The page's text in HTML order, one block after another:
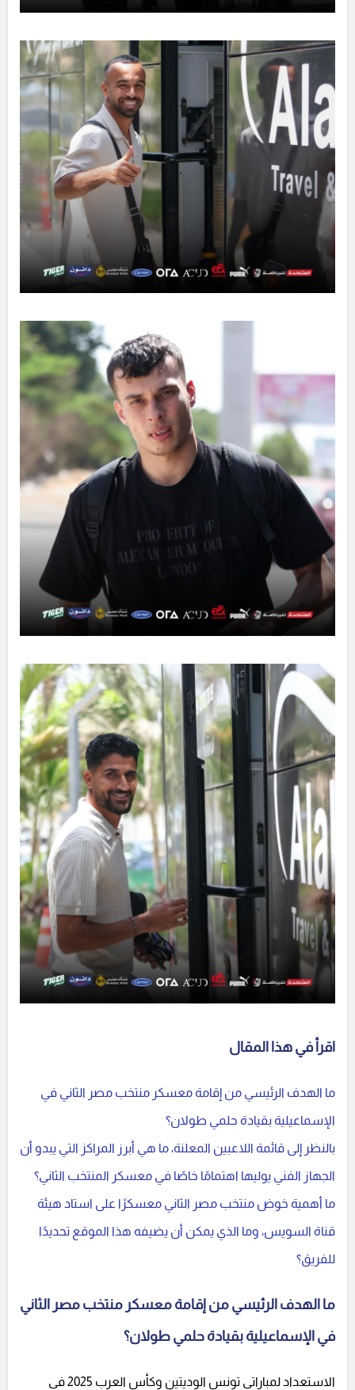
اقرأ في هذا المقال
ما الهدف الرئيسي من إقامة معسكر منتخب مصر الثاني في
الإسماعيلية بقيادة حلمي طولان؟
بالنظر إلى قائمة اللاعبين المعلنة، ما هي أبرز المراكز التي يبدو أن
الجهاز الفني يوليها اهتمامًا خاصًا في معسكر المنتخب الثاني؟
ما أهمية خوض منتخب مصر الثاني معسكرًا على استاد هيئة
قناة السويس، وما الذي يمكن أن يضيفه هذا الموقع تحديدًا
للفريق؟
ما الهدف الرئيسي من إقامة معسكر منتخب مصر الثاني
في الإسماعيلية بقيادة حلمي طولان؟
الاستعداد لمباراتي تونس الوديتين وكأس العرب 2025 في